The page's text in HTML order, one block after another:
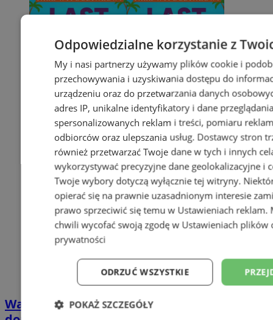
Wakacyjny wypoczynek nad Bałtykiem w
Odpowiedzialne korzystanie z
My i nasi partnerzy używamy plików cookie i
przechowywania i uzyskiwania dostępu do
urządzeniu oraz do przetwarzania danych
adres IP, unikalne identyfikatory i dane
spersonalizowanych reklam i treści, pomiaru
odbiorców oraz ulepszania usług. Dostawcy stron
również przetwarzać Twoje dane w tych i innych
wykorzystywać precyzyjne dane geolokalizacyjne i
Twoje wybory dotyczą wyłącznie tej witryny.
opierać się na prawnie uzasadnionym interesie
prawo sprzeciwić się temu w Ustawieniach reklam.
chwili wycofać swoją zgodę w Ustawieniach plików
prywatności
ODRZUĆ WSZYSTKIE
POKAŻ SZCZEGÓŁY